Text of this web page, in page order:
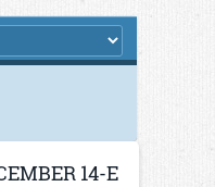
14-E